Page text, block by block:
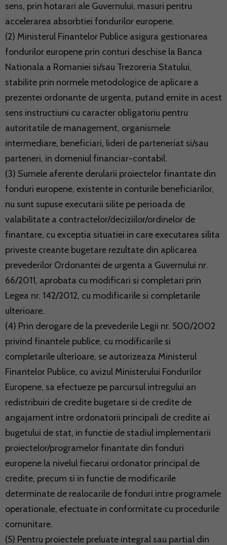
sens, prin hotarari ale Guvernului, masuri pentru
accelerarea absorbtiei fondurilor europene.
(2) Ministerul Finantelor Publice asigura gestionarea
fondurilor europene prin conturi deschise la Banca
Nationala a Romaniei si/sau Trezoreria Statului,
stabilite prin normele metodologice de aplicare a
prezentei ordonante de urgenta, putand emite in acest
sens instructiuni cu caracter obligatoriu pentru
autoritatile de management, organismele
intermediare, beneficiari, lideri de parteneriat si/sau
parteneri, in domeniul financiar-contabil.
(3) Sumele aferente derularii proiectelor finantate din
fonduri europene, existente in conturile beneficiarilor,
nu sunt supuse executarii silite pe perioada de
valabilitate a contractelor/deciziilor/ordinelor de
finantare, cu exceptia situatiei in care executarea silita
priveste creante bugetare rezultate din aplicarea
prevederilor Ordonantei de urgenta a Guvernului nr.
66/2011, aprobata cu modificari si completari prin
Legea nr. 142/2012, cu modificarile si completarile
ulterioare.
(4) Prin derogare de la prevederile Legii nr. 500/2002
privind finantele publice, cu modificarile si
completarile ulterioare, se autorizeaza Ministerul
Finantelor Publice, cu avizul Ministerului Fondurilor
Europene, sa efectueze pe parcursul intregului an
redistribuiri de credite bugetare si de credite de
angajament intre ordonatorii principali de credite ai
bugetului de stat, in functie de stadiul implementarii
proiectelor/programelor finantate din fonduri
europene la nivelul fiecarui ordonator principal de
credite, precum si in functie de modificarile
determinate de realocarile de fonduri intre programele
operationale, efectuate in conformitate cu procedurile
comunitare.
(5) Pentru proiectele preluate integral sau partial din